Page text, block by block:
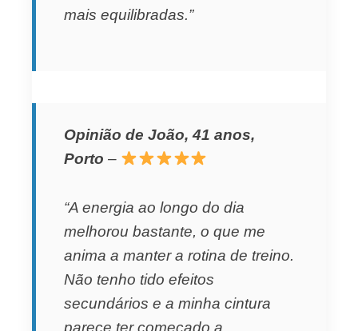
mais equilibradas.”
Opinião de João, 41 anos,
Porto –
“A energia ao longo do dia
melhorou bastante, o que me
anima a manter a rotina de treino.
Não tenho tido efeitos
secundários e a minha cintura
parece ter começado a